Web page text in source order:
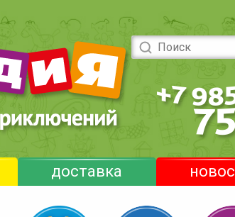
доставка